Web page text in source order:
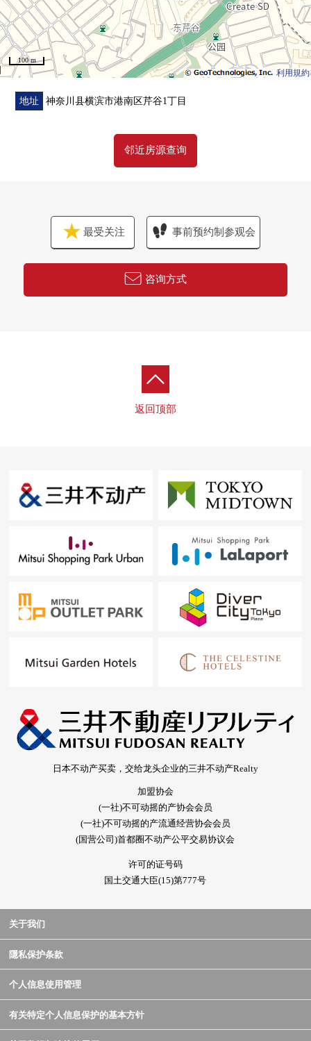
考虑隐私的包房的会客空间，
小孩角、尿布替换空白也准备了。
带领小的孩子的来店是欢迎。
在驾车前来的时候，请使用mioka的停车场。
正交停车场服务券。
恭候您的光临。
利用規約
100 m
地址 神奈川县横滨市港南区芹谷1丁目
邻近房源查询
最受关注 事前预约制参观会
咨询方式
返回顶部
日本不动产买卖，交给龙头企业的三井不动产Realty
加盟协会
(一社)不可动摇的产协会会员
(一社)不可动摇的产流通经营协会会员
(国营公司)首都圈不动产公平交易协议会
许可的证号码
国土交通大臣(15)第777号
关于我们
隱私保护条款
个人信息使用管理
有关特定个人信息保护的基本方针